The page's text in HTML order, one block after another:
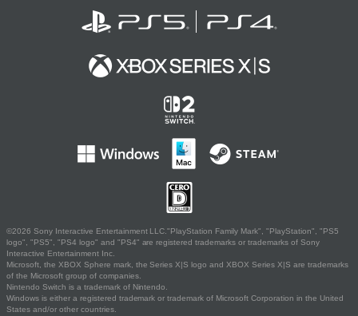
©2026 Sony Interactive Entertainment LLC."PlayStation Family Mark", "PlayStation", "PS5
logo", "PS5", "PS4 logo" and "PS4" are registered trademarks or trademarks of Sony
Interactive Entertainment Inc.
Microsoft, the XBOX Sphere mark, the Series X|S logo and XBOX Series X|S are trademarks
of the Microsoft group of companies.
Nintendo Switch is a trademark of Nintendo.
Windows is either a registered trademark or trademark of Microsoft Corporation in the United
States and/or other countries.